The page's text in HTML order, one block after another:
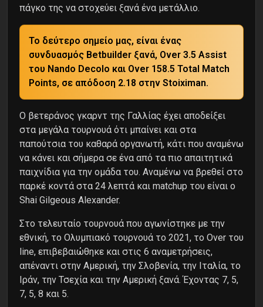
πάγκο της να στοχεύει ξανά ένα μετάλλιο.
Το δεύτερο σημείο μας, είναι ένας
συνδυασμός Betbuilder ξανά, Over 3.5 Assist
του Nando Decolo και Over 158.5 Total Match
Points, σε απόδοση 2.18 στην Stoiximan.
Ο βετεράνος γκαρντ της Γαλλίας έχει αποδείξει
στα μεγάλα τουρνουά ότι μπαίνει και στα
παπούτσια του καθαρά οργανωτή, κάτι που αναμένω
να κάνει και σήμερα σε ένα από τα πιο απαιτητικά
παιχνίδια για την ομάδα του. Αναμένω να βρεθεί στο
παρκέ κοντά στα 24 λεπτά και matchup του είναι ο
Shai Gilgeous Alexander.
Στο τελευταίο τουρνουά που αγωνίστηκε με την
εθνική, το Ολυμπιακό τουρνουά το 2021, το Over του
line, επιβεβαιώθηκε και στις 6 αναμετρήσεις,
απέναντι στην Αμερική, την Σλοβενία, την Ιταλία, το
Ιράν, την Τσεχία και την Αμερική ξανά. Έχοντας 7, 5,
7, 5, 8 και 5.